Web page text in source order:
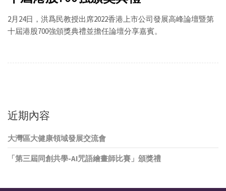
2月24日，洪爲民教授出席2022香港上市公司發展高峰論壇暨第
十屆港股700強頒獎典禮並擔任論壇分享嘉賓。
近期內容
大灣區大健康領域發展交流會
「第三屆同創共學-AI咒語繪畫師比賽」頒獎禮